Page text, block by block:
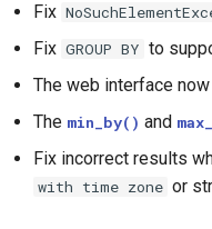
Fix
Fix GROUP BY to
The web interface
The min_by() and
Fix incorrect results
with time zone or